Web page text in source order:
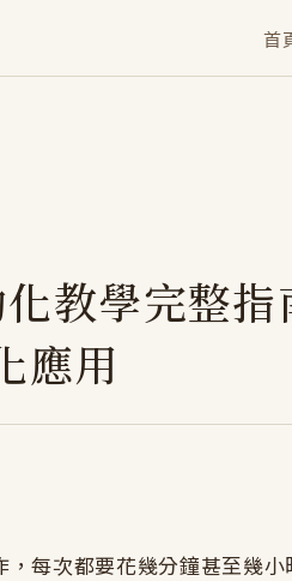
首
教學完整指
應用
每次都要花幾分鐘甚至幾小